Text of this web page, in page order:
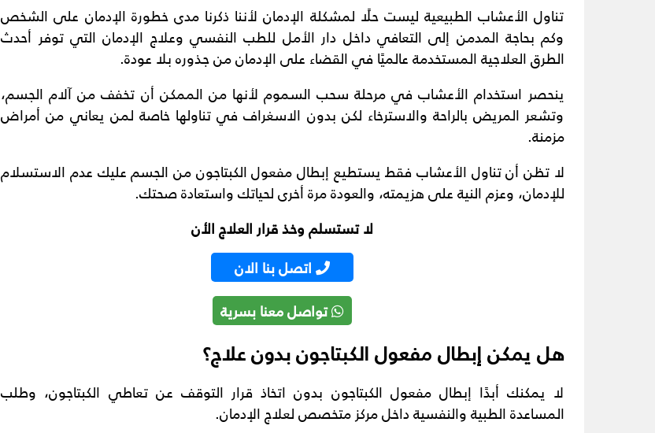
تناول الأعشاب الطبيعية ليست حلًا لمشكلة الإدمان لأننا ذكرنا مدى خطورة الإدمان على الشخص
وكم بحاجة المدمن إلى التعافي داخل دار الأمل للطب النفسي وعلاج الإدمان التي توفر أحدث
الطرق العلاجية المستخدمة عالميًا في القضاء على الإدمان من جذوره بلا عودة.
ينحصر استخدام الأعشاب في مرحلة سحب السموم لأنها من الممكن أن تخفف من آلام الجسم،
وتشعر المريض بالراحة والاسترخاء لكن بدون الاسغراف في تناولها خاصة لمن يعاني من أمراض
مزمنة.
لا تظن أن تناول الأعشاب فقط يستطيع إبطال مفعول الكبتاجون من الجسم عليك عدم الاستسلام
للإدمان، وعزم النية على هزيمته، والعودة مرة أخرى لحياتك واستعادة صحتك.
لا تستسلم وخذ قرار العلاج الأن
اتصل بنا الان
تواصل معنا بسرية
هل يمكن إبطال مفعول الكبتاجون بدون علاج؟
لا يمكنك أبدًا إبطال مفعول الكبتاجون بدون اتخاذ قرار التوقف عن تعاطي الكبتاجون، وطلب
المساعدة الطبية والنفسية داخل مركز متخصص لعلاج الإدمان.